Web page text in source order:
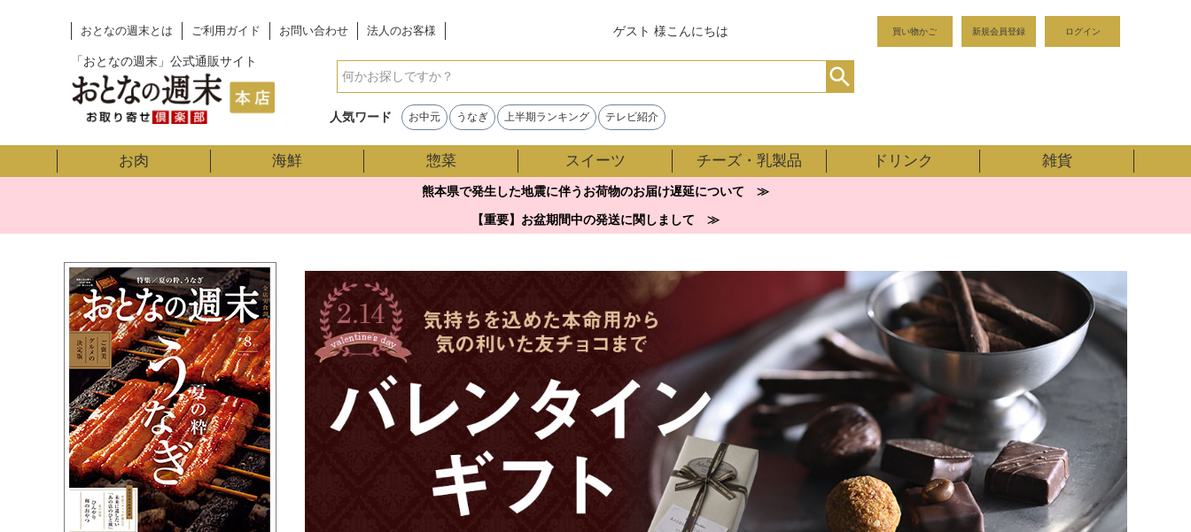
おとなの週末とは ご利用ガイド お問い合わせ 法人のお客様 ゲスト 様こんにちは
「おとなの週末」公式通販サイト
買い物かご 新規会員登録 ログイン
検索
人気ワード お中元 うなぎ 上半期ランキング テレビ紹介
お肉 海鮮 惣菜 スイーツ チーズ・乳製品 ドリンク 雑貨
熊本県で発生した地震に伴うお荷物のお届け遅延について ≫
【重要】お盆期間中の発送に関しまして ≫